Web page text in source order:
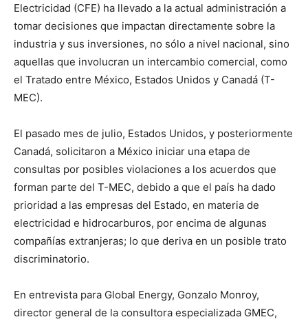
Electricidad (CFE) ha llevado a la actual administración a
tomar decisiones que impactan directamente sobre la
industria y sus inversiones, no sólo a nivel nacional, sino
aquellas que involucran un intercambio comercial, como
el Tratado entre México, Estados Unidos y Canadá (T-
MEC).
El pasado mes de julio, Estados Unidos, y posteriormente
Canadá, solicitaron a México iniciar una etapa de
consultas por posibles violaciones a los acuerdos que
forman parte del T-MEC, debido a que el país ha dado
prioridad a las empresas del Estado, en materia de
electricidad e hidrocarburos, por encima de algunas
compañías extranjeras; lo que deriva en un posible trato
discriminatorio.
En entrevista para Global Energy, Gonzalo Monroy,
director general de la consultora especializada GMEC,